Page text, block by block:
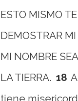
ESTO MISMO
DEMOSTRAR
MI NOMBRE
LA TIERRA. 18
tiene